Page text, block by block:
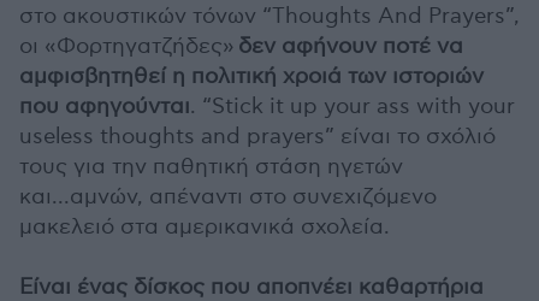
στο ακουστικών τόνων “Thoughts And Prayers”,
οι «Φορτηγατζήδες» δεν αφήνουν ποτέ να
αμφισβητηθεί η πολιτική χροιά των ιστοριών
που αφηγούνται. “Stick it up your ass with your
useless thoughts and prayers” είναι το σχόλιό
τους για την παθητική στάση ηγετών
και...αμνών, απέναντι στο συνεχιζόμενο
μακελειό στα αμερικανικά σχολεία.
Είναι ένας δίσκος που αποπνέει καθαρτήρια